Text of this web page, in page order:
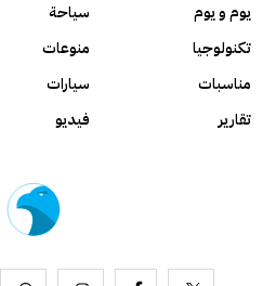
يوم و يوم
سياحة
تكنولوجيا
منوعات
مناسبات
سيارات
تقارير
فيديو